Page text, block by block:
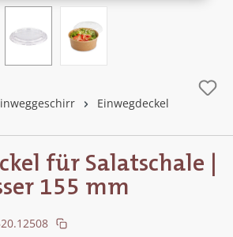
Einwegdeckel
für Salatschale |
155 mm